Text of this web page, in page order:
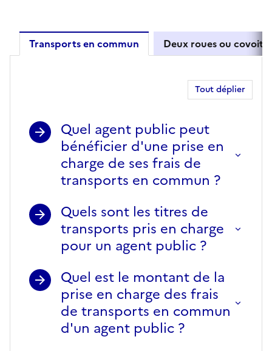
Transports en commun Deux roues ou
Transports en commun
Tout déplier
Quel agent public peut
bénéficier d'une prise en
charge de ses frais de
transports en commun ?
Quels sont les titres de
transports pris en charge
pour un agent public ?
Quel est le montant de la
prise en charge des frais
de transports en commun
d'un agent public ?